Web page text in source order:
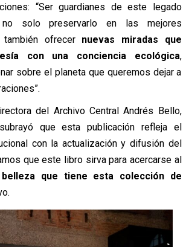
“Ser guardianes de este legado
no solo preservarlo en las mejores
ofrecer nuevas miradas que
con una conciencia ecológica,
sobre el planeta que queremos dejar a
del Archivo Central Andrés Bello,
que esta publicación refleja el
con la actualización y difusión del
que este libro sirva para acercarse al
que tiene esta colección de